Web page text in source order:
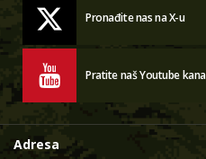
Pronađite nas na X-u
Pratite naš Youtube
Adresa